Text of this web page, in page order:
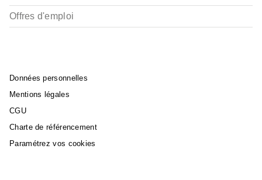
Offres d'emploi
Données personnelles
Mentions légales
CGU
Charte de référencement
Paramétrez vos cookies